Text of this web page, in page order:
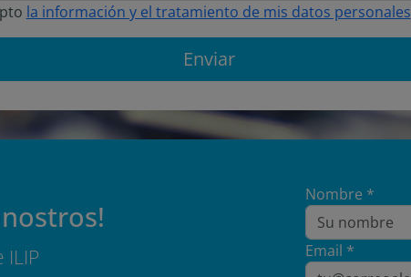
la información y el tratamiento de mis datos personales
Nombre *
Email *